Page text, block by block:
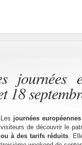
journées
18
Les journées
visiteurs de découvrir le
ou à des tarifs réduits.